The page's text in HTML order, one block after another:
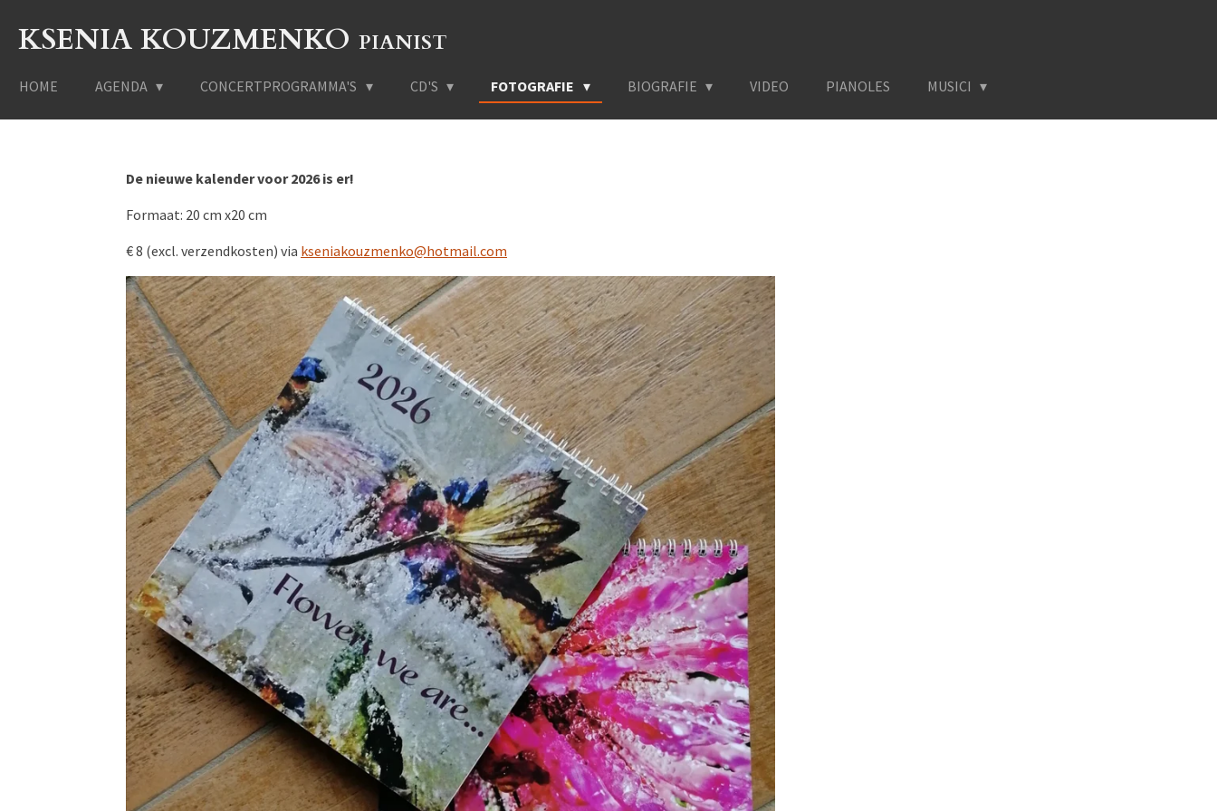
direct
de
KSENIA KOUZMENKO PIANIST
HOME AGENDA CONCERTPROGRAMMA'S CD'S FOTOGRAFIE BIOGRAFIE VIDEO PIANOLES MUSICI
De nieuwe kalender voor 2026 is er!
Formaat: 20 cm x20 cm
€ 8 (excl. verzendkosten) via kseniakouzmenko@hotmail.com